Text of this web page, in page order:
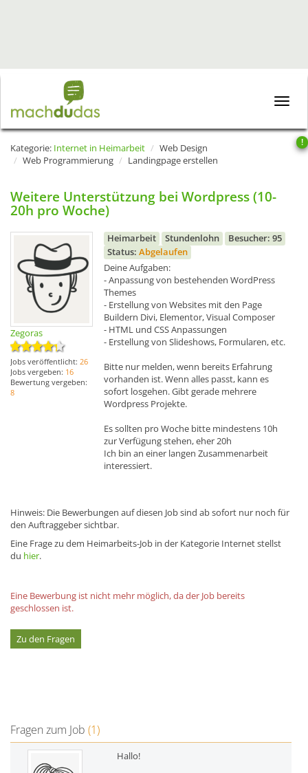
Toggle
!
Kategorie: Internet in Heimarbeit
Web Design
Web Programmierung
Landingpage erstellen
Weitere Unterstützung bei Wordpress (10-
20h pro Woche)
Zegoras
Jobs veröffentlicht: 26
Jobs vergeben: 16
Bewertung vergeben:
8
Heimarbeit Stundenlohn
Besucher: 95
Status: Abgelaufen
Deine Aufgaben:
- Anpassung von bestehenden WordPress
Themes
- Erstellung von Websites mit den Page
Buildern Divi, Elementor, Visual Composer
- HTML und CSS Anpassungen
- Erstellung von Slideshows, Formularen, etc.
Bitte nur melden, wenn bereits Erfahrung
vorhanden ist. Wenn alles passt, kann es
sofort losgehen. Gibt gerade mehrere
Wordpress Projekte.
Es sollten pro Woche bitte mindestens 10h
zur Verfügung stehen, eher 20h
Ich bin an einer langen Zusammenarbeit
interessiert.
Hinweis: Die Bewerbungen auf diesen Job sind ab sofort nur noch für
den Auftraggeber sichtbar.
Eine Frage zu dem Heimarbeits-Job in der Kategorie Internet stellst
du hier.
Eine Bewerbung ist nicht mehr möglich, da der Job bereits
geschlossen ist.
Zu den Fragen
Fragen zum Job (1)
Hallo!